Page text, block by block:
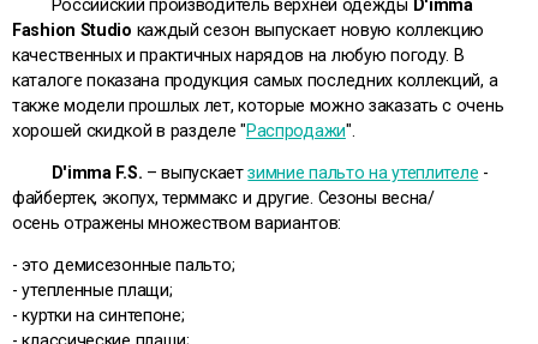
Российский производитель верхней одежды D'imma
Fashion Studio каждый сезон выпускает новую коллекцию
качественных и практичных нарядов на любую погоду. В
каталоге показана продукция самых последних коллекций, а
также модели прошлых лет, которые можно заказать с очень
хорошей скидкой в разделе "Распродажи".
D'imma F.S. – выпускаетзимние пальто на утеплителе -
файбертек, экопух, терммакс и другие. Сезоны весна/
осень отражены множеством вариантов:
- этодемисезонные пальто;
-утепленные плащи;
-куртки на синтепоне;